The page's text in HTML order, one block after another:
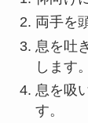
両手を
息を吐
します。
息を吸
す。